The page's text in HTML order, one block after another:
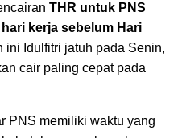
THR untuk PNS
hari kerja sebelum Hari
ini Idulfitri jatuh pada Senin,
cair paling cepat pada
PNS memiliki waktu yang